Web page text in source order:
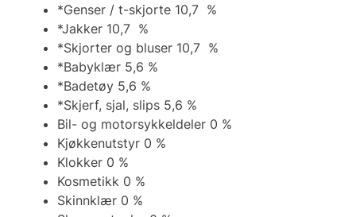
*Genser / t-skjorte 10,7 %
*Jakker 10,7 %
*Skjorter og bluser 10,7 %
*Babyklær 5,6 %
*Badetøy 5,6 %
*Skjerf, sjal, slips 5,6 %
Bil- og motorsykkeldeler 0 %
Kjøkkenutstyr 0 %
Klokker 0 %
Kosmetikk 0 %
Skinnklær 0 %